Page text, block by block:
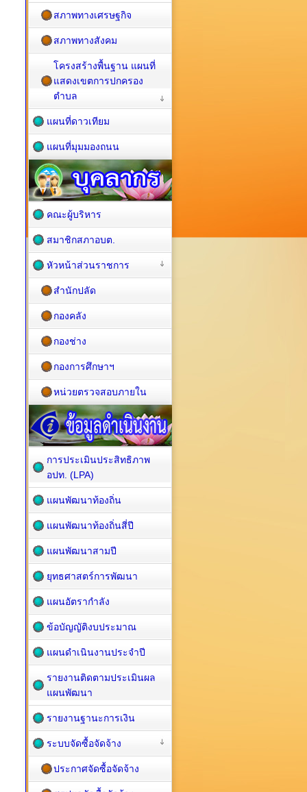
สภาพทางเศรษฐกิจ
สภาพทางสังคม
โครงสร้างพื้นฐาน แผนที่
แสดงเขตการปกครอง
ตำบล
แผนที่ดาวเทียม
แผนที่มุมมองถนน
คณะผู้บริหาร
สมาชิกสภาอบต.
หัวหน้าส่วนราชการ
สำนักปลัด
กองคลัง
กองช่าง
กองการศึกษาฯ
หน่วยตรวจสอบภายใน
การประเมินประสิทธิภาพ
อปท. (LPA)
แผนพัฒนาท้องถิ่น
แผนพัฒนาท้องถิ่นสี่ปี
แผนพัฒนาสามปี
ยุทธศาสตร์การพัฒนา
แผนอัตรากำลัง
ข้อบัญญัติงบประมาณ
แผนดำเนินงานประจำปี
รายงานติดตามประเมินผล
แผนพัฒนา
รายงานฐานะการเงิน
ระบบจัดซื้อจัดจ้าง
ประกาศจัดซื้อจัดจ้าง